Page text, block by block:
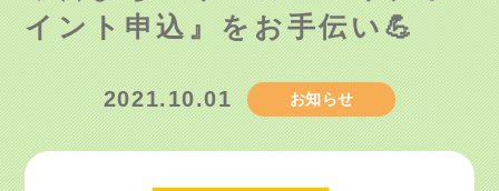
イント申込』をお手伝い💪
2021.10.01 お知らせ